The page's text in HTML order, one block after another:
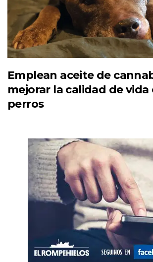
Emplean aceite de
mejorar la calidad de vida
perros